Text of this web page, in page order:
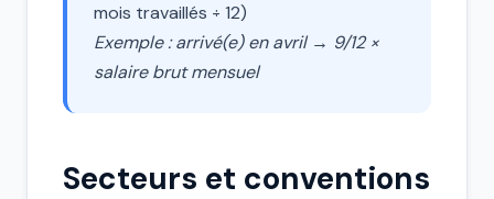
mois travaillés ÷ 12)
Exemple : arrivé(e) en avril → 9/12 ×
salaire brut mensuel
Secteurs et conventions